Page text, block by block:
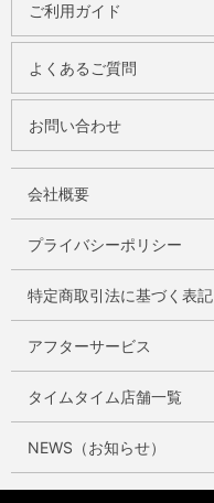
ご利用ガイド
よくあるご質問
お問い合わせ
会社概要
プライバシーポリシー
特定商取引法に基づく表記
アフターサービス
タイムタイム店舗一覧
NEWS（お知らせ）